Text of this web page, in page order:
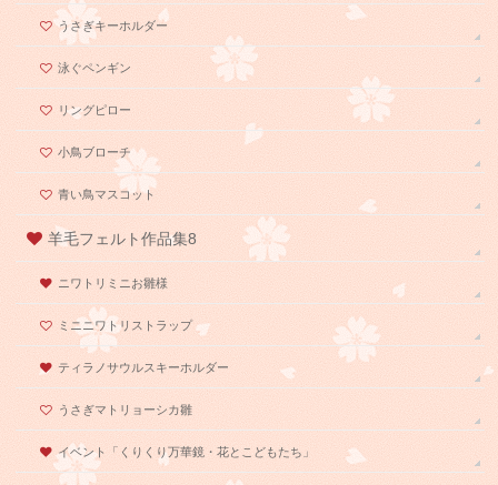
うさぎキーホルダー
泳ぐペンギン
リングピロー
小鳥ブローチ
青い鳥マスコット
羊毛フェルト作品集8
ニワトリミニお雛様
ミニニワトリストラップ
ティラノサウルスキーホルダー
うさぎマトリョーシカ雛
イベント「くりくり万華鏡・花とこどもたち」